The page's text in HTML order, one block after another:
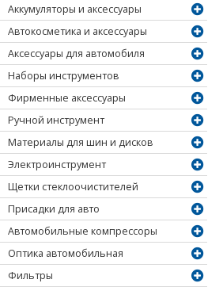
Аккумуляторы и аксессуары
Автокосметика и аксессуары
Аксессуары для автомобиля
Наборы инструментов
Фирменные аксессуары
Ручной инструмент
Материалы для шин и дисков
Электроинструмент
Щетки стеклоочистителей
Присадки для авто
Автомобильные компрессоры
Оптика автомобильная
Фильтры